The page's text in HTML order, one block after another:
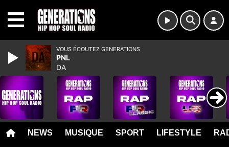
NEWS MUSIQUE SPORT LIFESTYLE
VOUS ÉCOUTEZ GENERATIONS
PNL
DA